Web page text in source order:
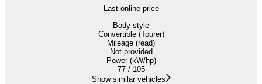
Last online price
Body style
Convertible (Tourer)
Mileage (read)
Not provided
Power (kW/hp)
77 / 105
Show similar vehicles